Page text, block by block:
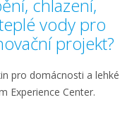
chlazení,
vody pro
projekt?
pro domácnosti a lehké
Experience Center.